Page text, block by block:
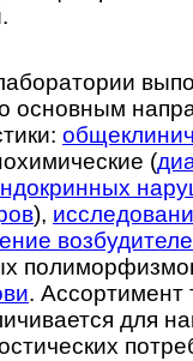
основным
(
),
. Ассортимент
для